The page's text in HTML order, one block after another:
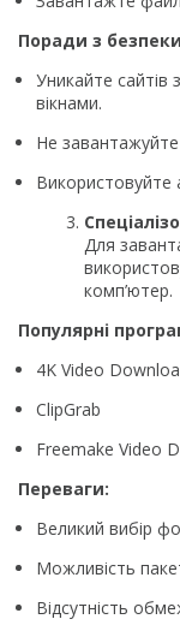
Поради з
Уникайте
вікнами.
Не завантажуйте
Використовуйте
Для
комп’ютер.
Популярні
4K Video
ClipGrab
Freemake Video
Переваги:
Великий вибір
Можливість
Відсутність